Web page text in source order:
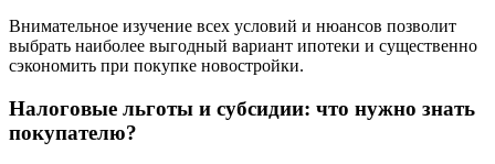
Внимательное изучение всех условий и нюансов позволит
выбрать наиболее выгодный вариант ипотеки и существенно
сэкономить при покупке новостройки.
Налоговые льготы и субсидии: что нужно знать
покупателю?